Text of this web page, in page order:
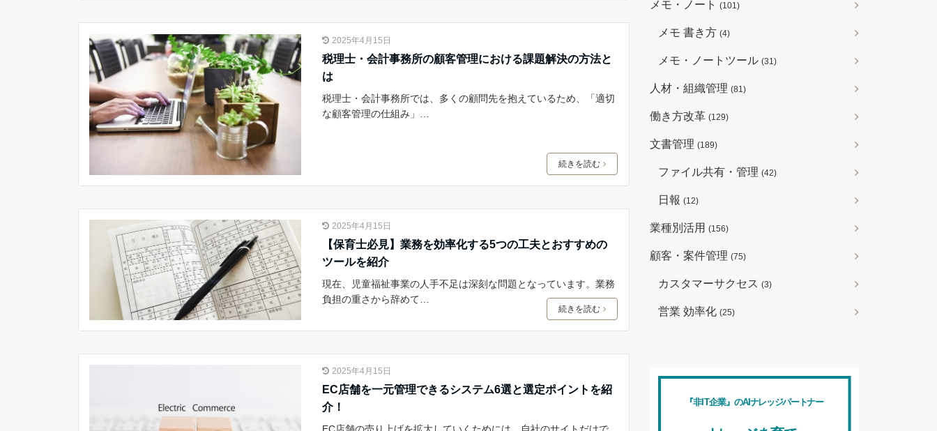
2025年4月15日
税理士・会計事務所の顧客管理における課題解決の方法と
は
税理士・会計事務所では、多くの顧問先を抱えているため、「適切
な顧客管理の仕組み」…
続きを読む
2025年4月15日
【保育士必見】業務を効率化する5つの工夫とおすすめの
ツールを紹介
現在、児童福祉事業の人手不足は深刻な問題となっています。業務
負担の重さから辞めて…
続きを読む
2025年4月15日
EC店舗を一元管理できるシステム6選と選定ポイントを紹
介！
メモ・ノート (101)
メモ 書き方 (4)
メモ・ノートツール (31)
人材・組織管理 (81)
働き方改革 (129)
文書管理 (189)
ファイル共有・管理 (42)
日報 (12)
業種別活用 (156)
顧客・案件管理 (75)
カスタマーサクセス (3)
営業 効率化 (25)